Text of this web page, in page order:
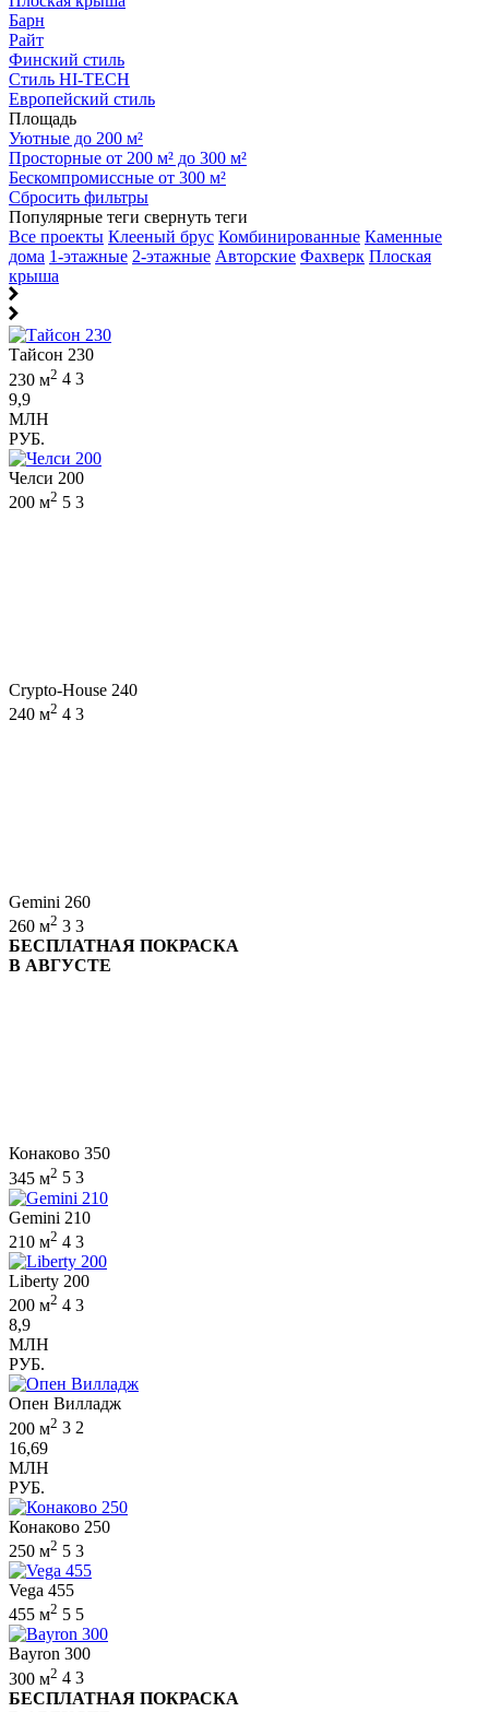
Барн
Райт
Финский стиль
Стиль HI-TECH
Европейский стиль
Площадь
Уютные до 200 м²
Просторные от 200 м² до 300 м²
Бескомпромиссные от 300 м²
Сбросить фильтры
Популярные теги свернуть теги
Все проекты Клееный брус Комбинированные Каменные
дома 1-этажные 2-этажные Авторские Фахверк Плоская
крыша
Тайсон 230
230 м2 4 3
9,9
МЛН
РУБ.
Челси 200
200 м2 5 3
Crypto-House 240
240 м2 4 3
Gemini 260
260 м2 3 3
БЕСПЛАТНАЯ ПОКРАСКА
В АВГУСТЕ
Конаково 350
345 м2 5 3
Gemini 210
210 м2 4 3
Liberty 200
200 м2 4 3
8,9
МЛН
РУБ.
Опен Вилладж
200 м2 3 2
16,69
МЛН
РУБ.
Конаково 250
250 м2 5 3
Vega 455
455 м2 5 5
Bayron 300
300 м2 4 3
БЕСПЛАТНАЯ ПОКРАСКА